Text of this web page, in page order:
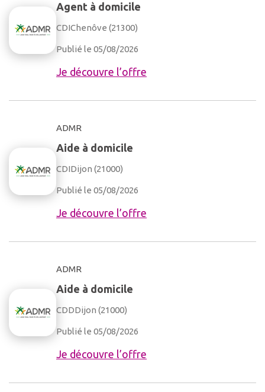
Agent à domicile
CDIChenôve (21300)
Publié le 05/08/2026
Je découvre l’offre
ADMR
Aide à domicile
CDIDijon (21000)
Publié le 05/08/2026
Je découvre l’offre
ADMR
Aide à domicile
CDDDijon (21000)
Publié le 05/08/2026
Je découvre l’offre